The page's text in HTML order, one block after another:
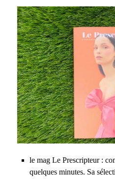
le mag Le Prescripteur :
quelques minutes. Sa